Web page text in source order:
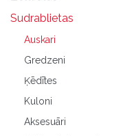
Sudrablietas
Auskari
Gredzeni
Ķēdītes
Kuloni
Aksesuāri